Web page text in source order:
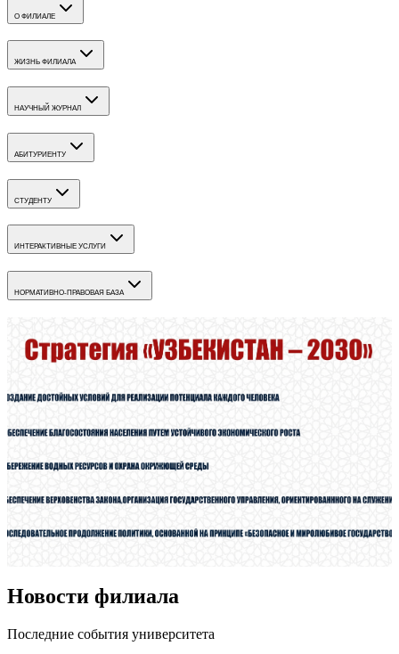
О ФИЛИАЛЕ
ЖИЗНЬ ФИЛИАЛА
НАУЧНЫЙ ЖУРНАЛ
АБИТУРИЕНТУ
СТУДЕНТУ
ИНТЕРАКТИВНЫЕ УСЛУГИ
НОРМАТИВНО-ПРАВОВАЯ БАЗА
Новости филиала
Последние события университета